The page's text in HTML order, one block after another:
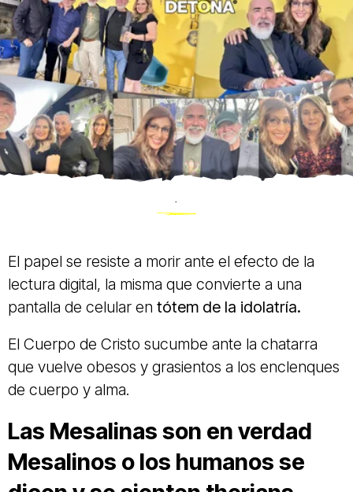
.
El papel se resiste a morir ante el efecto de la
lectura digital, la misma que convierte a una
pantalla de celular en tótem de la idolatría.
El Cuerpo de Cristo sucumbe ante la chatarra
que vuelve obesos y grasientos a los enclenques
de cuerpo y alma.
Las Mesalinas son en verdad
Mesalinos o los humanos se